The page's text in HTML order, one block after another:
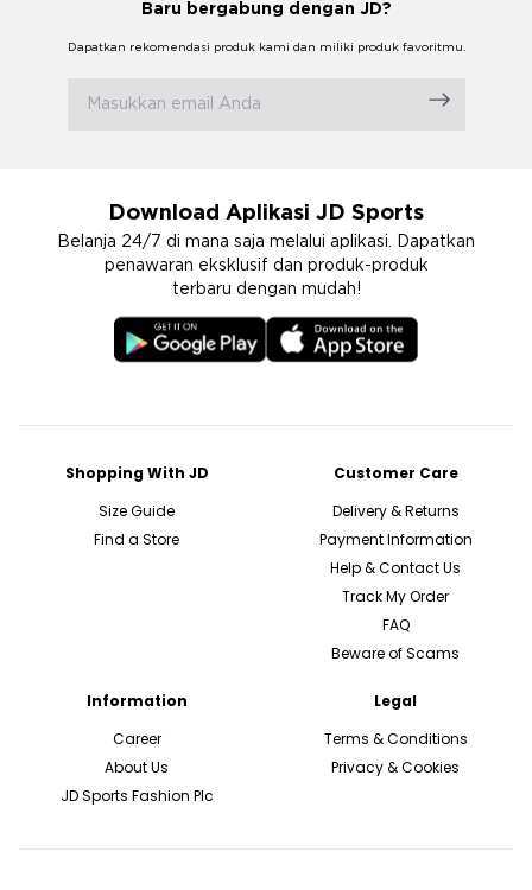
Baru bergabung dengan JD?
Dapatkan rekomendasi produk kami dan miliki produk favoritmu.
Download Aplikasi JD Sports
Belanja 24/7 di mana saja melalui aplikasi. Dapatkan
penawaran eksklusif dan produk-produk
terbaru dengan mudah!
Shopping With JD
Size Guide
Find a Store
Customer Care
Delivery & Returns
Payment Information
Help & Contact Us
Track My Order
FAQ
Beware of Scams
Information
Career
About Us
JD Sports Fashion Plc
Legal
Terms & Conditions
Privacy & Cookies